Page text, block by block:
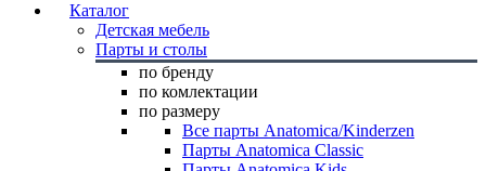
Каталог
Детская мебель
Парты и столы
по бренду
по комлектации
по размеру
Все парты Anatomica/Kinderzen
Парты Anatomica Classic